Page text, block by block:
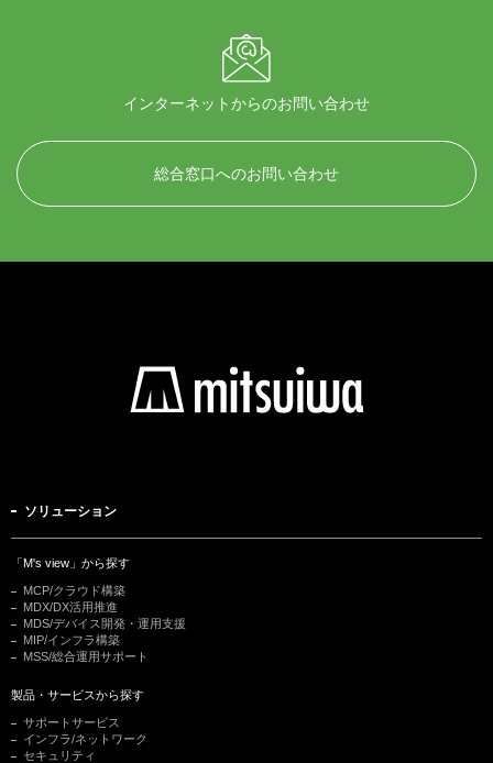
インターネットからのお問い合わせ
総合窓口へのお問い合わせ
ソリューション
「M's view」から探す
MCP/クラウド構築
MDX/DX活用推進
MDS/デバイス開発・運用支援
MIP/インフラ構築
MSS/総合運用サポート
製品・サービスから探す
サポートサービス
インフラ/ネットワーク
セキュリティ